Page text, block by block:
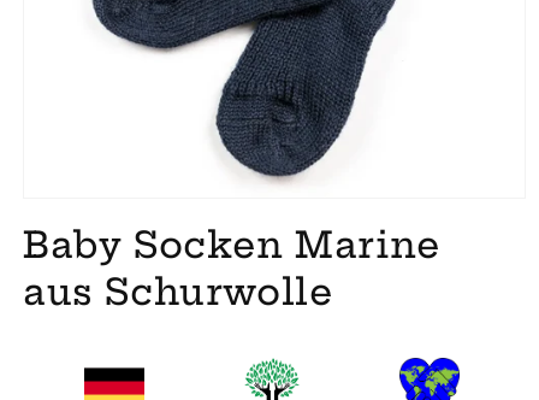
Baby Socken Marine
aus Schurwolle